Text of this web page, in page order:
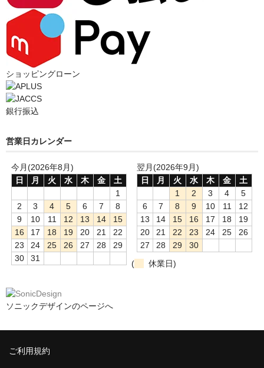
ショッピングローン
銀行振込
営業日カレンダー
今月(2026年8月)
日
月 火 水 木 金
土
1
2
3 4 5 6 7
8
9
10 11 12 13 14
15
16
17 18 19 20 21
22
23
24 25 26 27 28
29
30
31
翌月(2026年9月)
日
月 火 水 木 金
土
1
2 3 4
5
6
7 8 9 10 11
12
13
14 15 16 17 18
19
20
21 22 23 24 25
26
27
28 29
30
(
休業日)
ソニックデザインのページへ
ご利用規約